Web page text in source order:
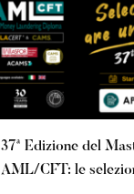
37ª Edizione del
AML/CFT: le